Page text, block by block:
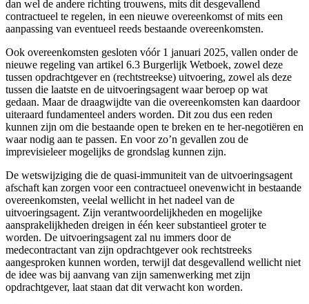
dan wel de andere richting trouwens, mits dit desgevallend
contractueel te regelen, in een nieuwe overeenkomst of mits een
aanpassing van eventueel reeds bestaande overeenkomsten.
Ook overeenkomsten gesloten vóór 1 januari 2025, vallen onder de
nieuwe regeling van artikel 6.3 Burgerlijk Wetboek, zowel deze
tussen opdrachtgever en (rechtstreekse) uitvoering, zowel als deze
tussen die laatste en de uitvoeringsagent waar beroep op wat
gedaan. Maar de draagwijdte van die overeenkomsten kan daardoor
uiteraard fundamenteel anders worden. Dit zou dus een reden
kunnen zijn om die bestaande open te breken en te her-negotiëren en
waar nodig aan te passen. En voor zo’n gevallen zou de
imprevisieleer mogelijks de grondslag kunnen zijn.
De wetswijziging die de quasi-immuniteit van de uitvoeringsagent
afschaft kan zorgen voor een contractueel onevenwicht in bestaande
overeenkomsten, veelal wellicht in het nadeel van de
uitvoeringsagent. Zijn verantwoordelijkheden en mogelijke
aansprakelijkheden dreigen in één keer substantieel groter te
worden. De uitvoeringsagent zal nu immers door de
medecontractant van zijn opdrachtgever ook rechtstreeks
aangesproken kunnen worden, terwijl dat desgevallend wellicht niet
de idee was bij aanvang van zijn samenwerking met zijn
opdrachtgever, laat staan dat dit verwacht kon worden.